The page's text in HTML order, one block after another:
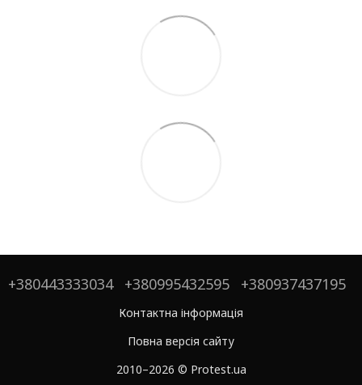
+380443333034 +380995432595 +380937437195
Контактна інформація
Повна версія сайту
2010–2026 © Protest.ua